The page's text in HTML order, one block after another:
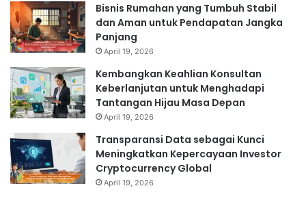
Bisnis Rumahan yang Tumbuh Stabil
dan Aman untuk Pendapatan Jangka
Panjang
April 19, 2026
Kembangkan Keahlian Konsultan
Keberlanjutan untuk Menghadapi
Tantangan Hijau Masa Depan
April 19, 2026
Transparansi Data sebagai Kunci
Meningkatkan Kepercayaan Investor
Cryptocurrency Global
April 19, 2026